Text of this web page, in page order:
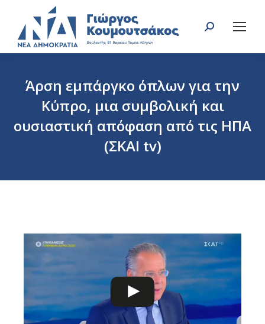
Search:
Άρση εμπάργκο όπλων για την
Κύπρο, μια συμβολική και
ουσιαστική απόφαση από τις ΗΠΑ
(ΣΚΑΙ tv)